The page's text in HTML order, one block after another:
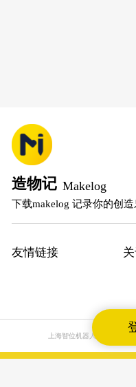
造物记 Makelog
下载makelog 记录你的创造
友情链接
上海智位机器人股份有限公司